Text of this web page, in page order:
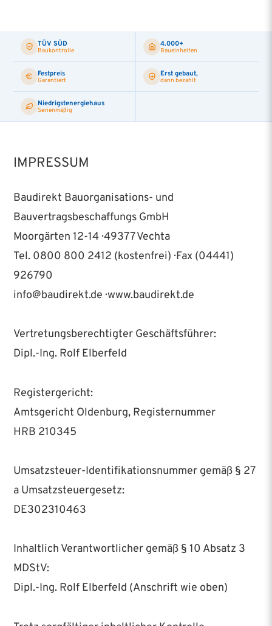
TÜV SÜD
Baukontrolle
4.000+
Baueinheiten
Festpreis
Garantiert
Erst gebaut,
dann bezahlt
Niedrigstenergiehaus
Serienmäßig
IMPRESSUM
Baudirekt Bauorganisations- und
Bauvertragsbeschaffungs GmbH
Moorgärten 12-14 · 49377 Vechta
Tel. 0800 800 2412 (kostenfrei) · Fax (04441)
926790
info@baudirekt.de · www.baudirekt.de
Vertretungsberechtigter Geschäftsführer:
Dipl.-Ing. Rolf Elberfeld
Registergericht:
Amtsgericht Oldenburg, Registernummer
HRB 210345
Umsatzsteuer-Identifikationsnummer gemäß § 27
a Umsatzsteuergesetz:
DE302310463
Inhaltlich Verantwortlicher gemäß § 10 Absatz 3
MDStV:
Dipl.-Ing. Rolf Elberfeld (Anschrift wie oben)